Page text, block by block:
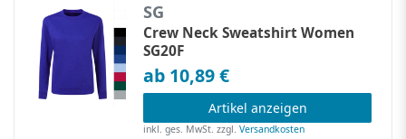
SG
Crew Neck Sweatshirt Women
SG20F
ab 10,89 €
Artikel anzeigen
inkl. ges. MwSt. zzgl.Versandkosten